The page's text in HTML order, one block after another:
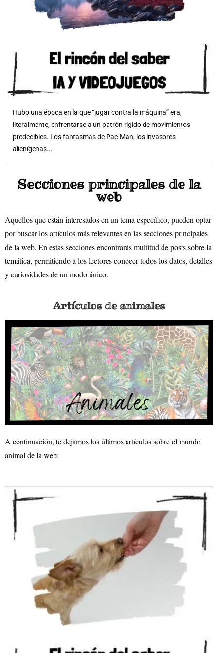
Hubo una época en la que “jugar contra la máquina” era,
literalmente, enfrentarse a un patrón rígido de movimientos
predecibles. Los fantasmas de Pac-Man, los invasores
alienígenas...
Secciones principales de la
web
Aquellos que están interesados en un tema específico, pueden optar
por buscar los artículos más relevantes en las secciones principales
de la web. En estas secciones encontrarás multitud de posts sobre la
temática, permitiendo a los lectores conocer todos los datos, detalles
y curiosidades de un modo único.
Artículos de animales
A continuación, te dejamos los últimos artículos sobre el mundo
animal de la web: